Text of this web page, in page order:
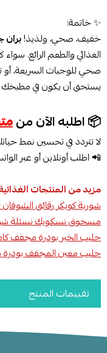
✨ خاتمة:
خفيف، صحي، ولذيذ!بران
الغذائي والطعم الرائع.
صحي للوجبات السريعة، أو
يستحق أن يكون في مطبخك
📦 اطلبه الآن من
لا تتردد في تحسين نمط
📲 اطلب أونلاين أو عبر
مزيد من المنتجات
شوربة كويكر رقائق الشوفان shwrbt kwykr500جم
مسحوق نسكويك نستلة
حليب الخير بودرة مجفف كامل
حليب معين المجفف بودرة سريع
تقييمات المنتج